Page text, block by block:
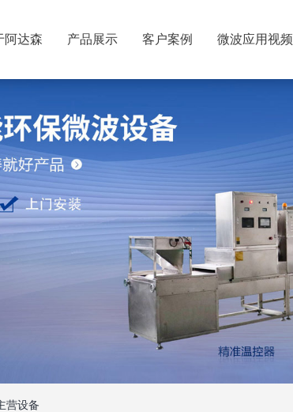
阿达森 产品展示 客户案例 微波应用视频
营设备